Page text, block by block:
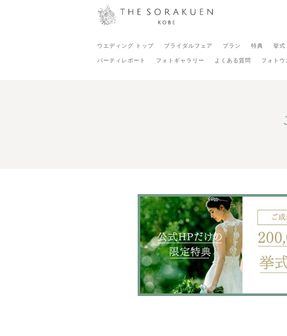
ウエディング トップ ブライダルフェア プラン 特典 挙式
パーティレポート フォトギャラリー よくある質問 フォトウ